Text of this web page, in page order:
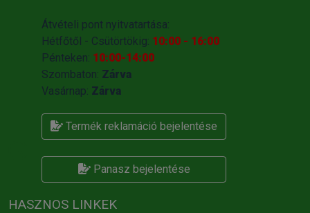
Átvételi pont nyitvatartása:
Hétfőtől - Csütörtökig: 10:00 - 16:00
Pénteken: 10:00-14:00
Szombaton: Zárva
Vasárnap: Zárva
Termék reklamáció bejelentése
Panasz bejelentése
HASZNOS LINKEK